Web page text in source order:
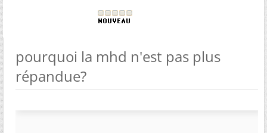
pourquoi la mhd n'est pas plus
répandue?